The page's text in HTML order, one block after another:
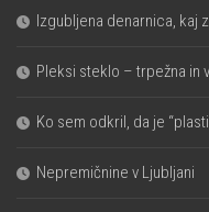
Izgubljena denarnica, kaj
Pleksi steklo – trpežna in
Ko sem odkril, da je
Nepremičnine v Ljubljani